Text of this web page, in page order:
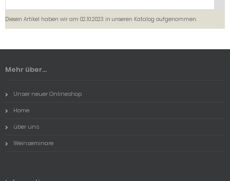
Diesen Artikel haben wir am 02.10.2023 in unseren Katalog aufgenommen.
Mehr über...
Unser neuer Onlineshop
Home
über uns
Weinseminare